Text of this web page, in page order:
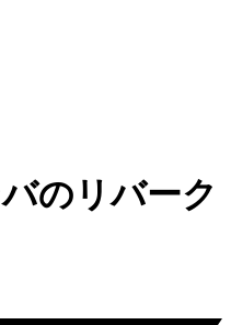
のリバーク